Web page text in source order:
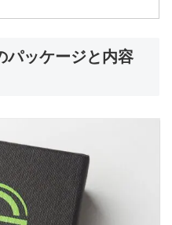
ッケージと内容